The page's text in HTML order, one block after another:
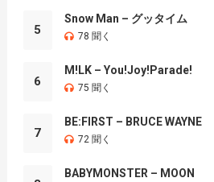
5
Snow Man – グッタイム
78 聞く
6
M!LK – You!Joy!Parade!
75 聞く
7
BE:FIRST – BRUCE WAYNE
72 聞く
BABYMONSTER – MOON